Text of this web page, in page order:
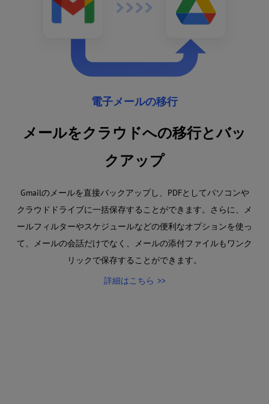
電子メールの移行
メールをクラウドへの移行とバッ
クアップ
Gmailのメールを直接バックアップし、PDFとしてパソコンや
クラウドドライブに一括保存することができます。さらに、メ
ールフィルターやスケジュールなどの便利なオプションを使っ
て、メールの会話だけでなく、メールの添付ファイルもワンク
リックで保存することができます。
詳細はこちら